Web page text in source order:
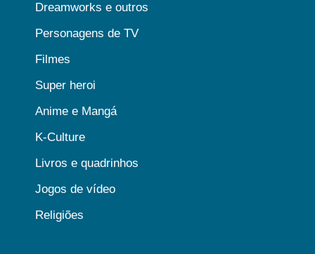
Dreamworks e outros
Personagens de TV
Filmes
Super heroi
Anime e Mangá
K-Culture
Livros e quadrinhos
Jogos de vídeo
Religiões